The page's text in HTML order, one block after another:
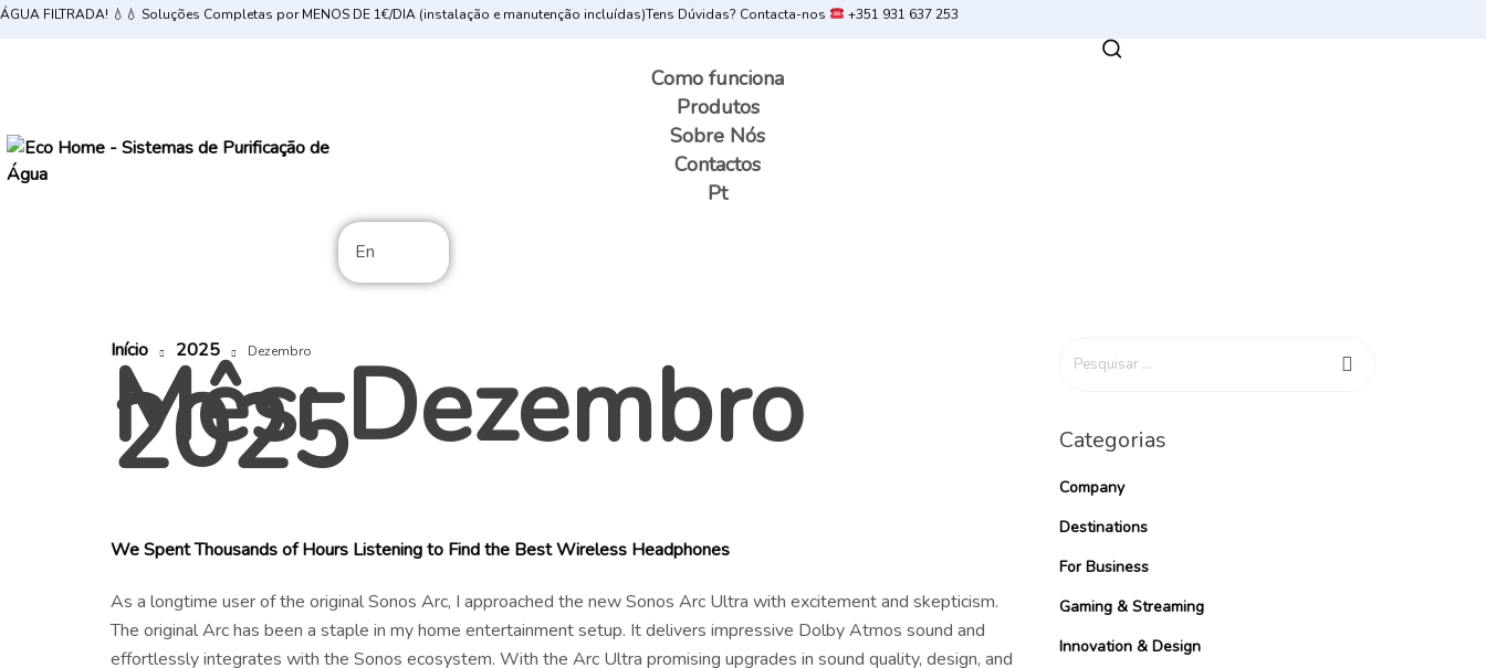
ÁGUA FILTRADA! 💧💧 Soluções Completas por MENOS DE 1€/DIA (instalação e manutenção incluídas)Tens Dúvidas? Contacta-nos +351 931 637 253
Como funciona
Produtos
Sobre Nós
Contactos
Pt
En
Início 2025 Dezembro
Mês:Dezembro
2025
We Spent Thousands of Hours Listening to Find the Best Wireless Headphones
As a longtime user of the original Sonos Arc, I approached the new Sonos Arc Ultra with excitement and skepticism.
The original Arc has been a staple in my home entertainment setup. It delivers impressive Dolby Atmos sound and
effortlessly integrates with the Sonos ecosystem. With the Arc Ultra promising upgrades in sound quality, design, and
Categorias
Company
Destinations
For Business
Gaming & Streaming
Innovation & Design